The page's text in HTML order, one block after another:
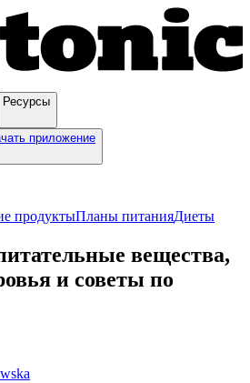
Ресурсы
приложение
продуктыПланы питанияДиеты
вещества,
и советы по